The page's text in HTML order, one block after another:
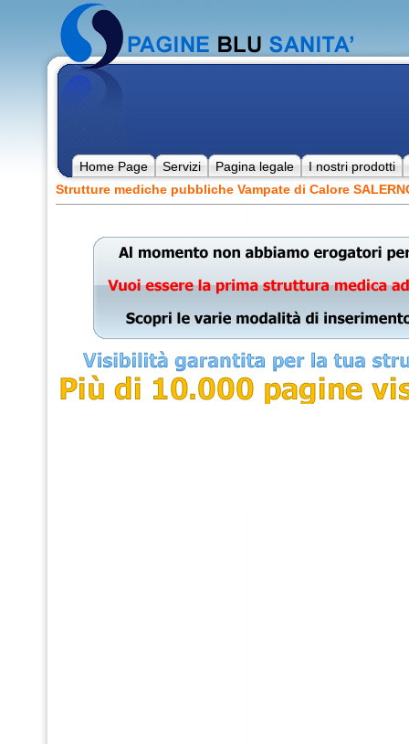
Home Page Servizi Pagina legale
I nostri prodotti
Strutture mediche pubbliche Vampate di Calore